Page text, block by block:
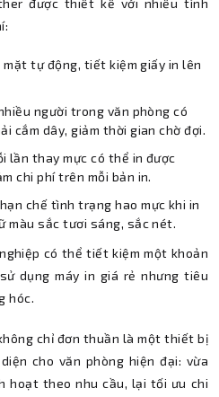
được thiết kế với nhiều tính
tự động, tiết kiệm giấy in lên
người trong văn phòng có
cắm dây, giảm thời gian chờ đợi.
lần thay mực có thể in được
chi phí trên mỗi bản in.
chế tình trạng hao mực khi in
màu sắc tươi sáng, sắc nét.
có thể tiết kiệm một khoản
dụng máy in giá rẻ nhưng tiêu
hóc.
chỉ đơn thuần là một thiết bị
cho văn phòng hiện đại: vừa
hoạt theo nhu cầu, lại tối ưu chi